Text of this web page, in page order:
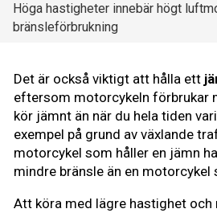
Höga hastigheter innebär högt
bränsleförbrukning
Det är också viktigt att hålla ett
eftersom motorcykeln förbrukar
kör jämnt än när du hela tiden
exempel på grund av växlande
motorcykel som håller en jämn
mindre bränsle än en motorcykel
Att köra med lägre hastighet